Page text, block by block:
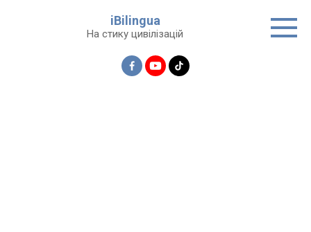
iBilingua
На стику цивілізацій